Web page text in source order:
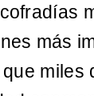
más
miles